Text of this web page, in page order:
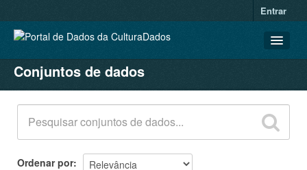
Entrar
CONJUNTOS DE DADOS
ORGANIZAÇÕES
GRUPOS
SOBRE
Conjuntos de dados
Ordenar por